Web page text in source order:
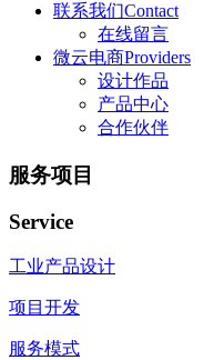
联系我们Contact
在线留言
微云电商Providers
设计作品
产品中心
合作伙伴
服务项目
Service
工业产品设计
项目开发
服务模式